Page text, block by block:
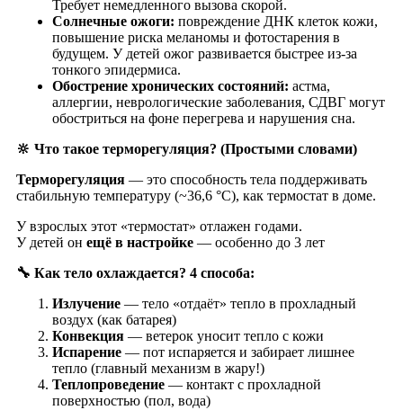
Требует немедленного вызова скорой.
Солнечные ожоги: повреждение ДНК клеток кожи,
повышение риска меланомы и фотостарения в
будущем. У детей ожог развивается быстрее из-за
тонкого эпидермиса.
Обострение хронических состояний: астма,
аллергии, неврологические заболевания, СДВГ могут
обостриться на фоне перегрева и нарушения сна.
🔆 Что такое терморегуляция? (Простыми словами)
Терморегуляция — это способность тела поддерживать
стабильную температуру (~36,6 °C), как термостат в доме.
У взрослых этот «термостат» отлажен годами.
У детей он ещё в настройке — особенно до 3 лет
🔧 Как тело охлаждается? 4 способа:
Излучение — тело «отдаёт» тепло в прохладный
воздух (как батарея)
Конвекция — ветерок уносит тепло с кожи
Испарение — пот испаряется и забирает лишнее
тепло (главный механизм в жару!)
Теплопроведение — контакт с прохладной
поверхностью (пол, вода)